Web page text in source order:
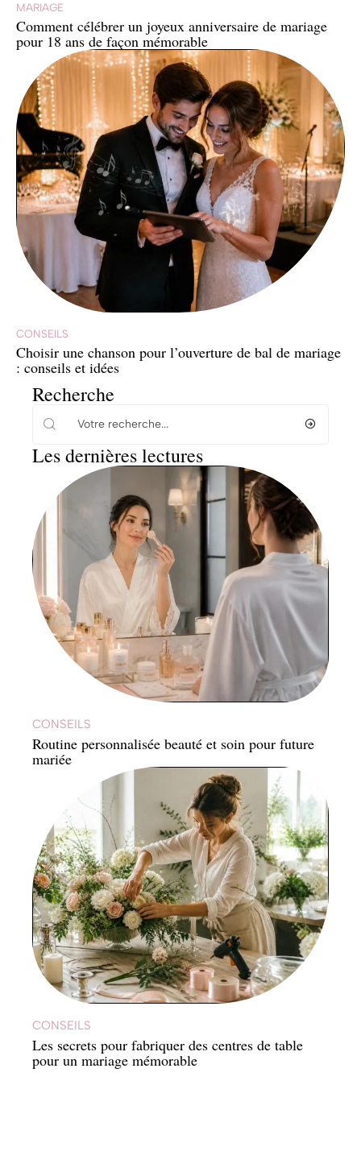
MARIAGE
Comment célébrer un joyeux anniversaire de mariage
pour 18 ans de façon mémorable
CONSEILS
Choisir une chanson pour l’ouverture de bal de mariage
: conseils et idées
Recherche
Les dernières lectures
CONSEILS
Routine personnalisée beauté et soin pour future
mariée
CONSEILS
Les secrets pour fabriquer des centres de table
pour un mariage mémorable